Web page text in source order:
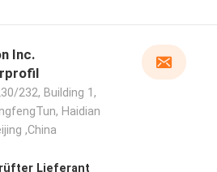
Inc.
232, Building 1,
Haidian
,China
Lieferant